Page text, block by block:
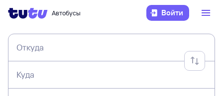
Автобусы Войти
Откуда
Куда